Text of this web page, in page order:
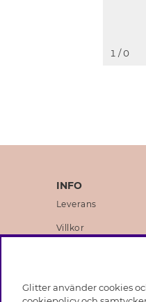
1 / 0
INFO
Leverans
Villkor
Medlemsvillkor
Glitter använder cookies